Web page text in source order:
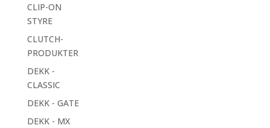
CLIP-ON
STYRE
CLUTCH-
PRODUKTER
DEKK -
CLASSIC
DEKK - GATE
DEKK - MX